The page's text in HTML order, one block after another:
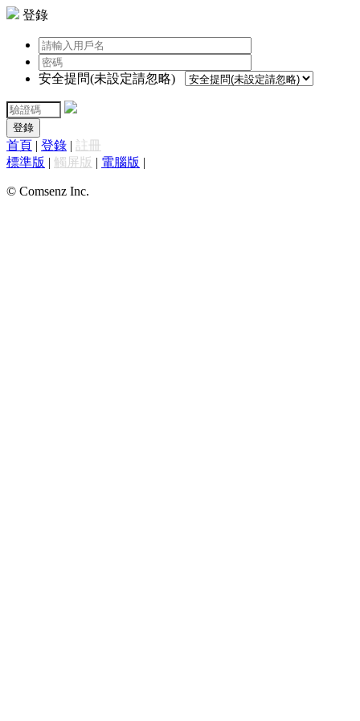
登錄
安全提問(未設定請忽略)
登錄
首頁 | 登錄 | 註冊
標準版 | 觸屏版 | 電腦版 |
© Comsenz Inc.